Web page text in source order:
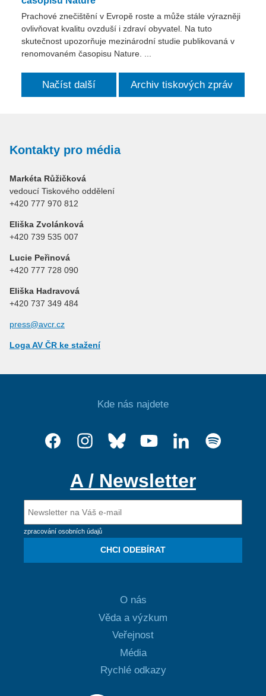
Prachové znečištění v Evropě roste a může stále výrazněji
ovlivňovat kvalitu ovzduší i zdraví obyvatel. Na tuto
skutečnost upozorňuje mezinárodní studie publikovaná v
renomovaném časopisu Nature. ...
Načíst další Archiv tiskových zpráv
Kontakty pro média
Markéta Růžičková
vedoucí Tiskového oddělení
+420 777 970 812
Eliška Zvolánková
+420 739 535 007
Lucie Peřinová
+420 777 728 090
Eliška Hadravová
+420 737 349 484
press@avcr.cz
Loga AV ČR ke stažení
Kde nás najdete
A / Newsletter
zpracování osobních údajů
CHCI ODEBÍRAT
O nás
Věda a výzkum
Veřejnost
Média
Rychlé odkazy